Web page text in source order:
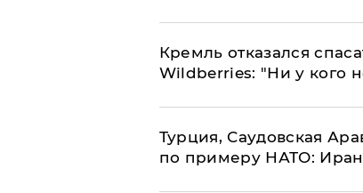
Кремль отказался
Wildberries: "Ни у кого
Турция, Саудовская
по примеру НАТО: Иран